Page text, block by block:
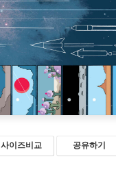
사이즈비교 공유하기